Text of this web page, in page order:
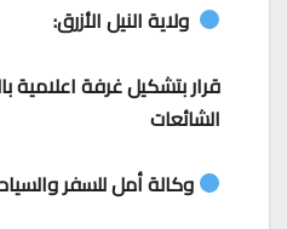
ولاية النيل الأزرق:
قرار بتشكيل غرفة اعلامية
الشائعات
وكالة أمل للسفر